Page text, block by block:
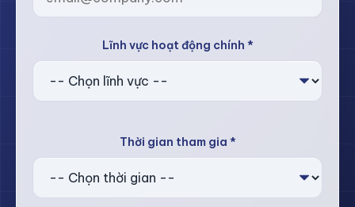
Lĩnh vực hoạt động chính *
Thời gian tham gia *